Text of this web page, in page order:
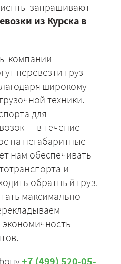
запрашивают
из Курска в
компании
перевезти груз
широкому
техники.
для
— в течение
на негабаритные
нам обеспечивать
и
обратный груз.
максимально
экономичность
+7 (499) 520-05-